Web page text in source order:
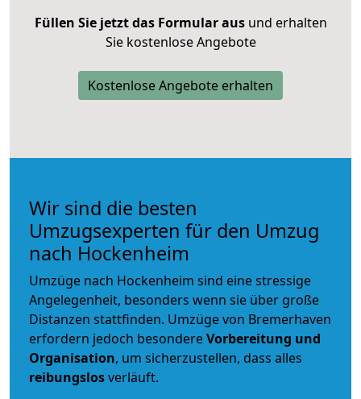
Füllen Sie jetzt das Formular ausund erhalten
Sie kostenlose Angebote
Kostenlose Angebote erhalten
Wir sind die besten
Umzugsexperten für den Umzug
nach Hockenheim
Umzüge nach Hockenheim sind eine stressige
Angelegenheit, besonders wenn sie über große
Distanzen stattfinden. Umzüge von Bremerhaven
erfordern jedoch besondereVorbereitung und
Organisation, um sicherzustellen, dass alles
reibungslosverläuft.